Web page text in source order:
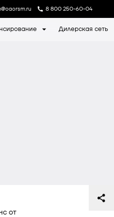
8 800 250-60-04
Дилерская сеть
от